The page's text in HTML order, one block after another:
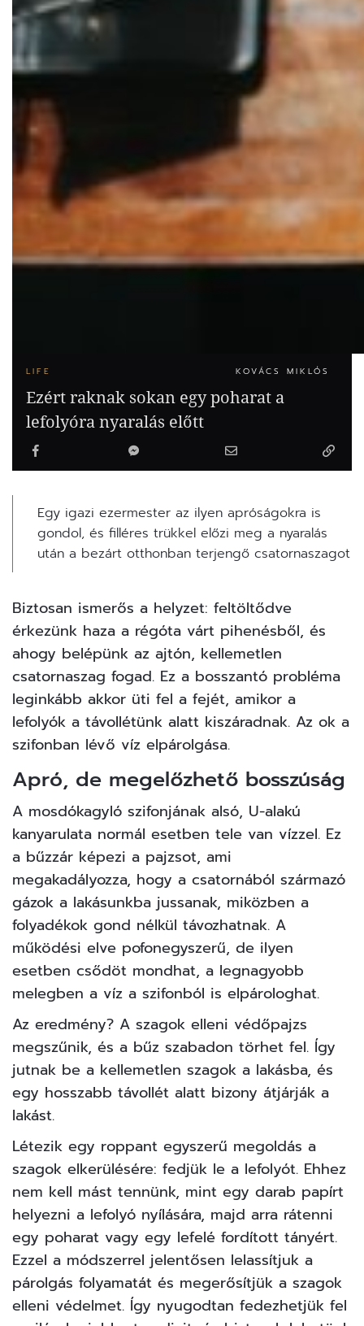
LIFE KOVÁCS MIKLÓS
Ezért raknak sokan egy poharat a
lefolyóra nyaralás előtt
Egy igazi ezermester az ilyen apróságokra is
gondol, és filléres trükkel előzi meg a nyaralás
után a bezárt otthonban terjengő csatornaszagot
Biztosan ismerős a helyzet: feltöltődve
érkezünk haza a régóta várt pihenésből, és
ahogy belépünk az ajtón, kellemetlen
csatornaszag fogad. Ez a bosszantó probléma
leginkább akkor üti fel a fejét, amikor a
lefolyók a távollétünk alatt kiszáradnak. Az ok a
szifonban lévő víz elpárolgása.
Apró, de megelőzhető bosszúság
A mosdókagyló szifonjának alsó, U-alakú
kanyarulata normál esetben tele van vízzel. Ez
a bűzzár képezi a pajzsot, ami
megakadályozza, hogy a csatornából származó
gázok a lakásunkba jussanak, miközben a
folyadékok gond nélkül távozhatnak. A
működési elve pofonegyszerű, de ilyen
esetben csődöt mondhat, a legnagyobb
melegben a víz a szifonból is elpárologhat.
Az eredmény? A szagok elleni védőpajzs
megszűnik, és a bűz szabadon törhet fel. Így
jutnak be a kellemetlen szagok a lakásba, és
egy hosszabb távollét alatt bizony átjárják a
lakást.
Létezik egy roppant egyszerű megoldás a
szagok elkerülésére: fedjük le a lefolyót. Ehhez
nem kell mást tennünk, mint egy darab papírt
helyezni a lefolyó nyílására, majd arra rátenni
egy poharat vagy egy lefelé fordított tányért.
Ezzel a módszerrel jelentősen lelassítjuk a
párolgás folyamatát és megerősítjük a szagok
elleni védelmet. Így nyugodtan fedezhetjük fel